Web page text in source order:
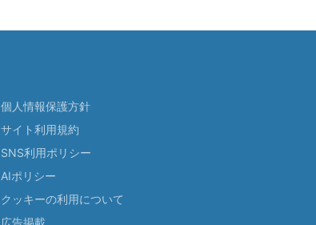
個人情報保護方針
サイト利用規約
SNS利用ポリシー
AIポリシー
クッキーの利用について
広告掲載